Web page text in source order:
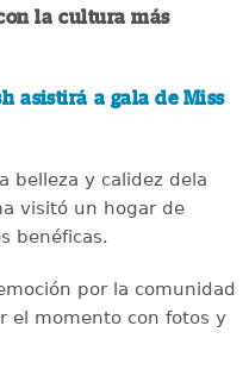
la cultura más
asistirá a gala de Miss
belleza y calidez dela
visitó un hogar de
benéficas.
por la comunidad
el momento con fotos y